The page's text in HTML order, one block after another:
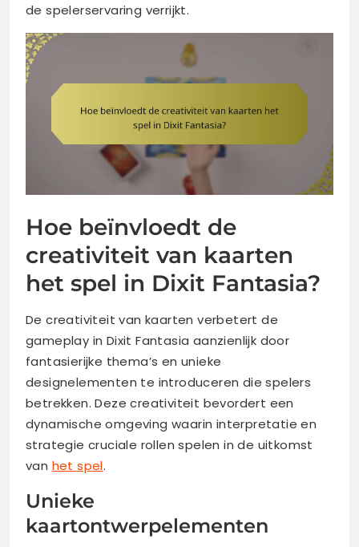
de spelerservaring verrijkt.
Hoe beïnvloedt de
creativiteit van kaarten
het spel in Dixit Fantasia?
De creativiteit van kaarten verbetert de
gameplay in Dixit Fantasia aanzienlijk door
fantasierijke thema’s en unieke
designelementen te introduceren die spelers
betrekken. Deze creativiteit bevordert een
dynamische omgeving waarin interpretatie en
strategie cruciale rollen spelen in de uitkomst
van het spel.
Unieke
kaartontwerpelementen